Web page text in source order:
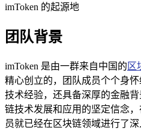
imToken 的起源地
团队背景
imToken 是由一群来自中国的 区
精心创立的，团队成员个个身
技术经验，还具备深厚的金融
链技术发展和应用的坚定信念
员就已经在区块链领域进行了